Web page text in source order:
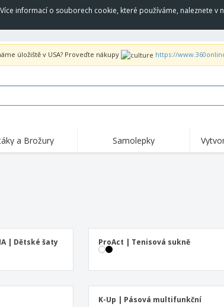
informací o souborech cookie, které používáme, naleznete v
úložiště v USA? Proveďte nákupy https://
a Brožury Samolepky
| Dětské šaty ProAct | Tenisová sukně
K-Up | Pásová multifunkční